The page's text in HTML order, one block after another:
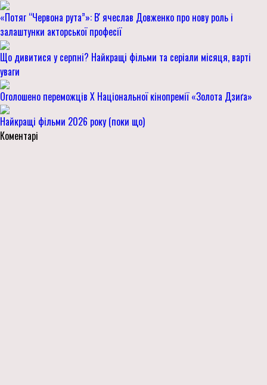
«Потяг “Червона рута”»: Вʼячеслав Довженко про нову роль і
залаштунки акторської професії
Що дивитися у серпні? Найкращі фільми та серіали місяця, варті
уваги
Оголошено переможців Х Національної кінопремії «Золота Дзиґа»
Найкращі фільми 2026 року (поки що)
Коментарі